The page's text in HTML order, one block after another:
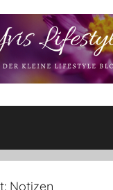
Notizen